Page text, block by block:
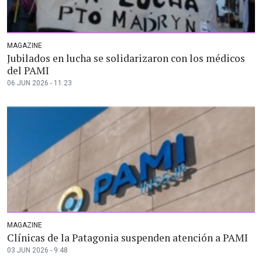
MAGAZINE
Jubilados en lucha se solidarizaron con los médicos
del PAMI
06 JUN 2026 - 11:23
MAGAZINE
Clínicas de la Patagonia suspenden atención a PAMI
03 JUN 2026 - 9:48